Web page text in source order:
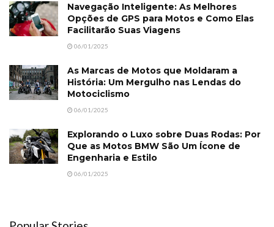
Navegação Inteligente: As Melhores
Opções de GPS para Motos e Como Elas
Facilitarão Suas Viagens
06/01/2025
As Marcas de Motos que Moldaram a
História: Um Mergulho nas Lendas do
Motociclismo
06/01/2025
Explorando o Luxo sobre Duas Rodas: Por
Que as Motos BMW São Um Ícone de
Engenharia e Estilo
06/01/2025